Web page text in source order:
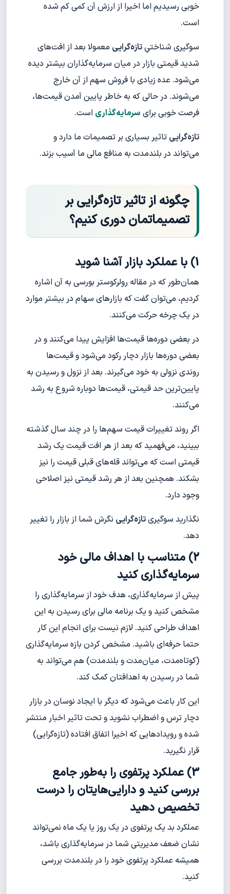
خوبی رسیدیم اما اخیرا از ارزش آن کمی کم شده
است.
سوگیری شناختیِتازه‌گرایی معمولا بعد از افت‌های
شدید قیمتی بازار در میان سرمایه‌گذاران بیشتر دیده
می‌شود. عده زیادی با فروش سهم از آن خارج
می‌شوند. در حالی که به خاطر پایین آمدن قیمت‌ها،
فرصت خوبی برای سرمایه‌گذاری است.
تازه‌گرایی تاثیر بسیاری بر تصمیمات ما دارد و
می‌تواند در بلندمدت به منافع مالی ما آسیب بزند.
چگونه از تاثیر تازه‌گرایی بر
تصمیماتمان دوری کنیم؟
1) با عملکرد بازار آشنا شوید
همان‌طور که در مقاله رولرکوستر بورسی به آن اشاره
کردیم، می‌توان گفت که بازارهای سهام در بیشتر موارد
در یک چرخه حرکت می‌کنند.
در بعضی دوره‌ها قیمت‌ها افزایش پیدا می‌کنند و در
بعضی دوره‌ها بازار دچار رکود می‌شود و قیمت‌ها
روندی نزولی به خود می‌گیرند. بعد از نزول و رسیدن به
پایین‌ترین حد قیمتی، قیمت‌ها دوباره شروع به رشد
می‌کنند.
اگر روند تغییرات قیمت سهم‌ها را در چند سال گذشته
ببینید، می‌فهمید که بعد از هر افت قیمت یک رشد
قیمتی است که می‌تواند قله‌های قبلی قیمت را نیز
بشکند. همچنین بعد از هر رشد قیمتی نیز اصلاحی
وجود دارد.
نگذارید سوگیریتازه‌گرایی نگرش شما از بازار را تغییر
دهد.
2) متناسب با اهداف مالی خود
سرمایه‌گذاری کنید
پیش از سرمایه‌گذاری، هدف خود از سرمایه‌گذاری را
مشخص کنید و یک برنامه مالی برای رسیدن به این
اهداف طراحی کنید. لازم نیست برای انجام این کار
حتما حرفه‌ای باشید. مشخص کردن بازه سرمایه‌گذاری
(کوتاه‌مدت، میان‌مدت و بلندمدت) هم می‌تواند به
شما در رسیدن به اهدافتان کمک کند.
این کار باعث می‌شود که دیگر با ایجاد نوسان در بازار
دچار ترس و اضطراب نشوید و تحت تاثیر اخبار منتشر
شده و رویدادهایی که اخیرا اتفاق افتاده (تازه‌گرایی)
قرار نگیرید.
3) عملکرد پرتفوی را به‌طور جامع
بررسی کنید و دارایی‌هایتان را درست
تخصیص دهید
عملکرد بد یک پرتفوی در یک روز یا یک ماه نمی‌تواند
نشان ضعف مدیریتی شما در سرمایه‌گذاری باشد،
همیشه عملکرد پرتفوی خود را در بلندمدت بررسی
کنید.